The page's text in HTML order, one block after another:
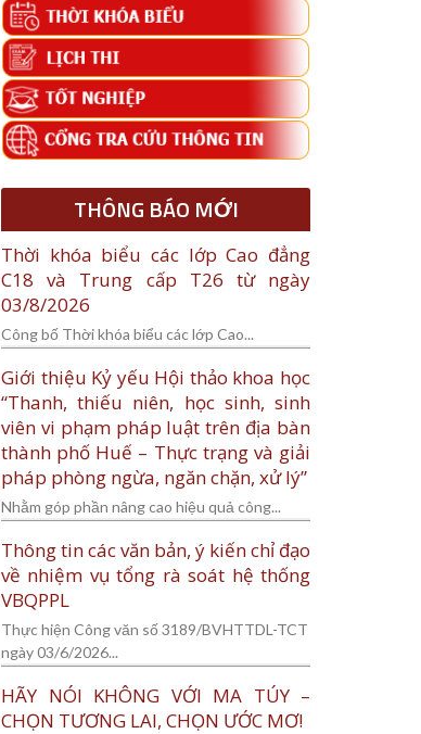
THÔNG BÁO MỚI
Thời khóa biểu các lớp Cao đẳng
C18 và Trung cấp T26 từ ngày
03/8/2026
Công bố Thời khóa biểu các lớp Cao...
Giới thiệu Kỷ yếu Hội thảo khoa học
“Thanh, thiếu niên, học sinh, sinh
viên vi phạm pháp luật trên địa bàn
thành phố Huế – Thực trạng và giải
pháp phòng ngừa, ngăn chặn, xử lý”
Nhằm góp phần nâng cao hiệu quả công...
Thông tin các văn bản, ý kiến chỉ đạo
về nhiệm vụ tổng rà soát hệ thống
VBQPPL
Thực hiện Công văn số 3189/BVHTTDL-TCT
ngày 03/6/2026...
HÃY NÓI KHÔNG VỚI MA TÚY –
CHỌN TƯƠNG LAI, CHỌN ƯỚC MƠ!